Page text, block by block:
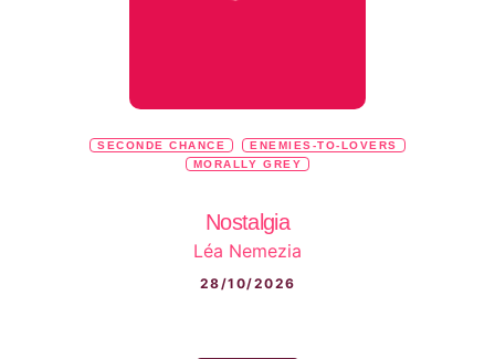
SECONDE CHANCE
ENEMIES-TO-LOVERS
MORALLY GREY
Nostalgia
Léa Nemezia
28/10/2026